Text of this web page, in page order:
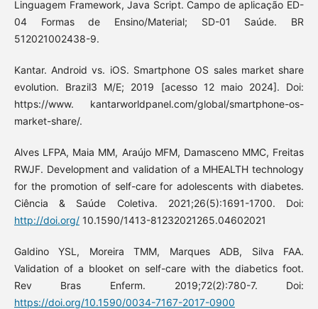
Linguagem Framework, Java Script. Campo de aplicação ED-
04 Formas de Ensino/Material; SD-01 Saúde. BR
512021002438-9.
Kantar. Android vs. iOS. Smartphone OS sales market share
evolution. Brazil3 M/E; 2019 [acesso 12 maio 2024]. Doi:
https://www. kantarworldpanel.com/global/smartphone-os-
market-share/.
Alves LFPA, Maia MM, Araújo MFM, Damasceno MMC, Freitas
RWJF. Development and validation of a MHEALTH technology
for the promotion of self-care for adolescents with diabetes.
Ciência & Saúde Coletiva. 2021;26(5):1691-1700. Doi:
http://doi.org/10.1590/1413-81232021265.04602021
Galdino YSL, Moreira TMM, Marques ADB, Silva FAA.
Validation of a blooket on self-care with the diabetics foot.
Rev Bras Enferm. 2019;72(2):780-7. Doi:
https://doi.org/10.1590/0034-7167-2017-0900